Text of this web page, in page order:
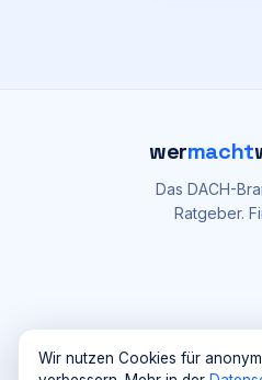
wermacht
Das DACH-
Ratgeber.
Wir nutzen Cookies für